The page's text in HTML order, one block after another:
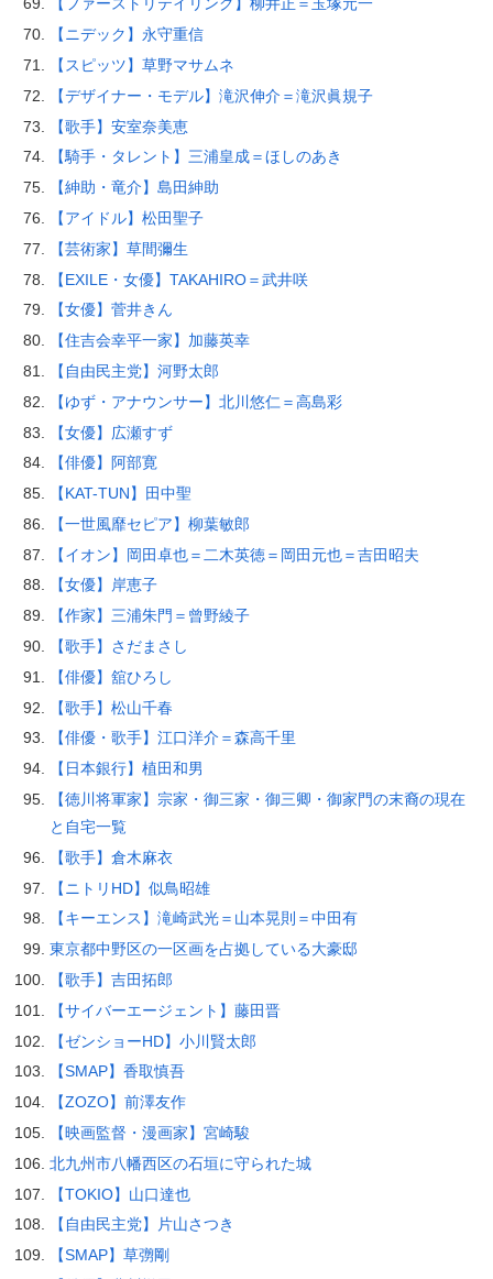
【ファーストリテイリング】柳井正＝玉塚元一
【ニデック】永守重信
【スピッツ】草野マサムネ
【デザイナー・モデル】滝沢伸介＝滝沢眞規子
【歌手】安室奈美恵
【騎手・タレント】三浦皇成＝ほしのあき
【紳助・竜介】島田紳助
【アイドル】松田聖子
【芸術家】草間彌生
【EXILE・女優】TAKAHIRO＝武井咲
【女優】菅井きん
【住吉会幸平一家】加藤英幸
【自由民主党】河野太郎
【ゆず・アナウンサー】北川悠仁＝高島彩
【女優】広瀬すず
【俳優】阿部寛
【KAT-TUN】田中聖
【一世風靡セピア】柳葉敏郎
【イオン】岡田卓也＝二木英徳＝岡田元也＝吉田昭夫
【女優】岸恵子
【作家】三浦朱門＝曾野綾子
【歌手】さだまさし
【俳優】舘ひろし
【歌手】松山千春
【俳優・歌手】江口洋介＝森高千里
【日本銀行】植田和男
【徳川将軍家】宗家・御三家・御三卿・御家門の末裔の現在
と自宅一覧
【歌手】倉木麻衣
【ニトリHD】似鳥昭雄
【キーエンス】滝崎武光＝山本晃則＝中田有
東京都中野区の一区画を占拠している大豪邸
【歌手】吉田拓郎
【サイバーエージェント】藤田晋
【ゼンショーHD】小川賢太郎
【SMAP】香取慎吾
【ZOZO】前澤友作
【映画監督・漫画家】宮崎駿
北九州市八幡西区の石垣に守られた城
【TOKIO】山口達也
【自由民主党】片山さつき
【SMAP】草彅剛